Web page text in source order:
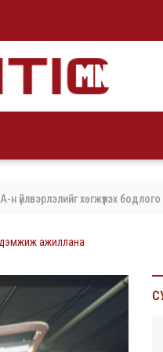
бодлого баримталж
дэмжиж ажиллана